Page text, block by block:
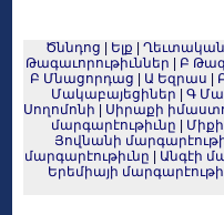
Ծննդոց Ելք Ղեւտական
Թագաւորութիւններ
Բ
Բ Մնացորդաց
Ա Եզրաս
Մակաբայեցիներ
Գ
Սողոմոնի
Սիրաքի
մարգարէութիւնը
Յովնանի
մարգարէութիւնը
Անգէի
Երեմիայի